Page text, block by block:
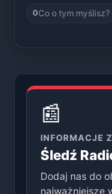
0Co o tym myślisz?
📰
INFORMACJE
Śledź
Dodaj nas do
najważniejsze